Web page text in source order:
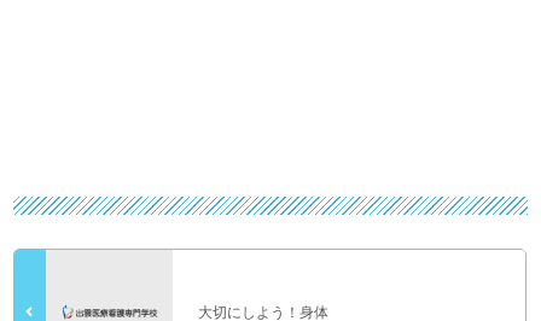
大切にしよう！身体